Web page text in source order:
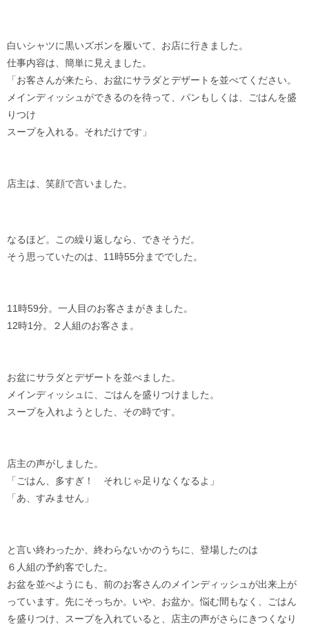
白いシャツに黒いズボンを履いて、お店に行きました。
仕事内容は、簡単に見えました。
「お客さんが来たら、お盆にサラダとデザートを並べてください。
メインディッシュができるのを待って、パンもしくは、ごはんを盛
りつけ
スープを入れる。それだけです」
店主は、笑顔で言いました。
なるほど。この繰り返しなら、できそうだ。
そう思っていたのは、11時55分まででした。
11時59分。一人目のお客さまがきました。
12時1分。２人組のお客さま。
お盆にサラダとデザートを並べました。
メインディッシュに、ごはんを盛りつけました。
スープを入れようとした、その時です。
店主の声がしました。
「ごはん、多すぎ！ それじゃ足りなくなるよ」
「あ、すみません」
と言い終わったか、終わらないかのうちに、登場したのは
６人組の予約客でした。
お盆を並べようにも、前のお客さんのメインディッシュが出来上が
っています。先にそっちか。いや、お盆か。悩む間もなく、ごはん
を盛りつけ、スープを入れていると、店主の声がさらにきつくなり